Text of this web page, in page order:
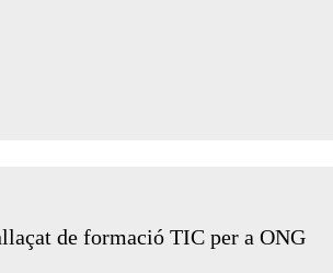
de formació TIC per a ONG